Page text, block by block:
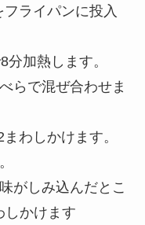
ライパンに投入
加熱します。
らで混ぜ合わせま
わしかけます。
がしみ込んだとこ
しかけます